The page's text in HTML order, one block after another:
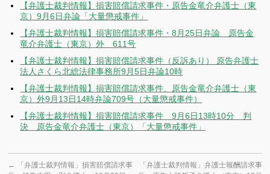
【弁護士裁判情報】損害賠償請求事件・原告金竜介弁護士（東
京）9月6日弁論「大量懲戒事件」
【弁護士裁判情報】損害賠償請求事件・8月25日弁論 原告金
竜介弁護士（東京）外 611号
【弁護士裁判情報】損害賠償請求事件（反訴あり） 原告弁護士
法人さくら北総法律事務所9月5日弁論10時
【弁護士裁判情報】損害賠償請求事件、原告金竜介弁護士（東
京）外9月13日14時弁論709号（大量懲戒事件）
【弁護士裁判情報】損害賠償請求事件 9月6日13時10分 判
決 原告金竜介弁護士（東京）「大量懲戒事件」
←
「弁護士裁判情報」損害賠償請求事
「弁護士裁判情報」弁護士報酬請求事